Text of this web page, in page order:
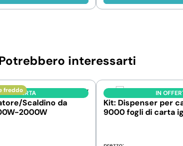
interessarti
IN OFFERTA
freddo
Scaldino da
2000W
IN
Kit: Dispenser per
9000 fogli di carta